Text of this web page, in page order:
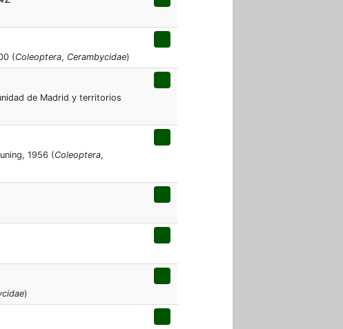
(Coleoptera, Cerambycidae)
de Madrid y territorios
1956 (Coleoptera,
)